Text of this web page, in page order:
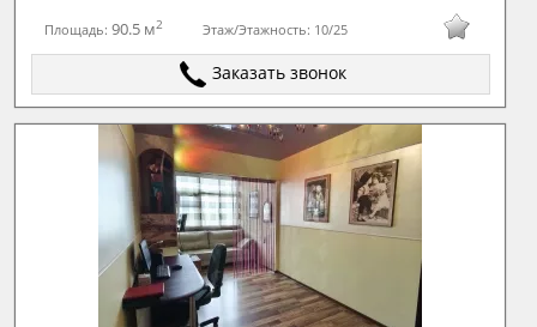
Площадь:90.5 м2 Этаж/Этажность: 10/25
Заказать звонок